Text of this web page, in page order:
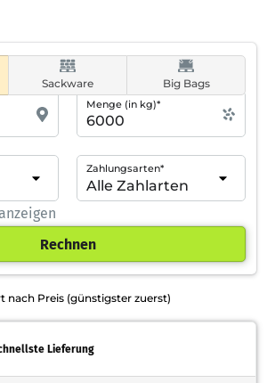
Sackware Big Bags
Menge (in kg)*
Zahlungsarten*
Rechnen
nach Preis (günstigster zuerst)
Lieferung